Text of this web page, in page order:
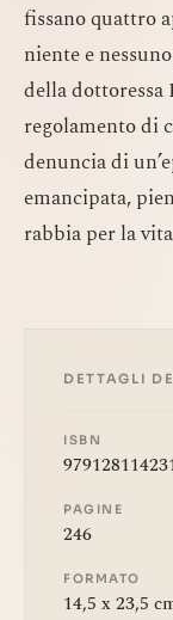
fissano quattro
niente e
della dottoressa
regolamento di
denuncia di
emancipata,
rabbia per la
DETTAGLI
ISBN
PAGINE
246
FORMATO
14,5 x 23,5